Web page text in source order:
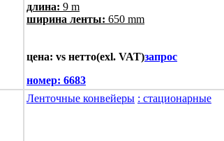
длина: 9 m
ширина ленты: 650 mm
цена: vs нетто(exl. VAT)запрос
номер: 6683
Ленточные конвейеры : стационарные